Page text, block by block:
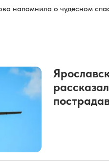
напомнила о чудесном